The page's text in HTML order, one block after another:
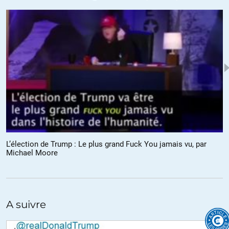
Non, il lit le Houston Chronicle ou le Dallas Morning News.
Juste en dessous dans la liste. Et puis on peut faire les deux,
lire le papier et lire en ligne. Ou lire en ligne et lire en ligne (le
NYT et zerohedge, par exemple). L’un n’empêche pas l’autre.
62 % sur internet n’implique pas 38 % sur le papier.
L’immense condescendance de l’article de numerama m’avait
légèrement crispé, mais finalement les commentaires des
lecteurs ont été très rafraîchissants…
+2
du moins le reportage proposé sur le tube le montre:
L’élection de Trump : Le plus grand Fuck You jamais vu, par
Michael Moore
A suivre